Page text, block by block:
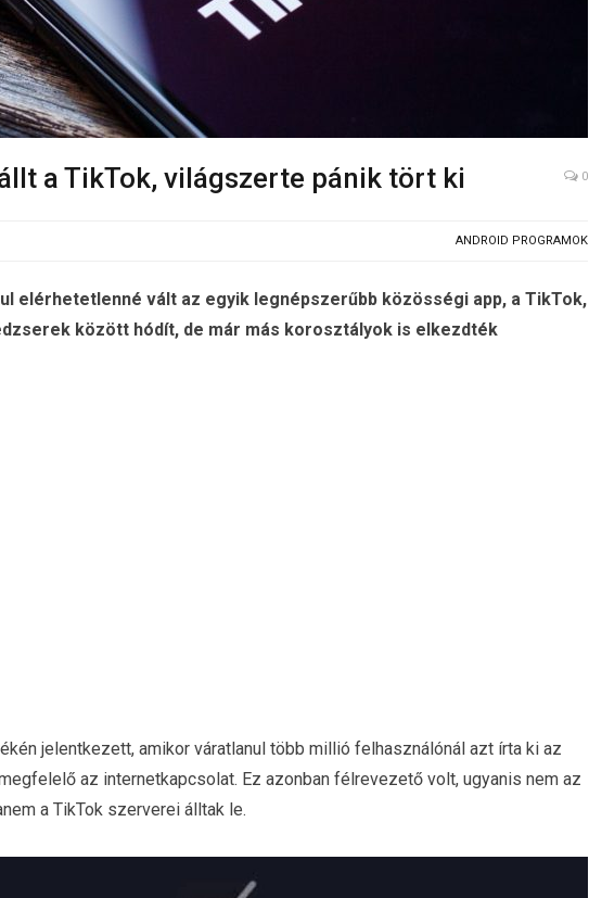
a TikTok, világszerte pánik tört ki 0
ANDROID PROGRAMOK
elérhetetlenné vált az egyik legnépszerűbb közösségi app, a TikTok,
között hódít, de már más korosztályok is elkezdték
jelentkezett, amikor váratlanul több millió felhasználónál azt írta ki az
az internetkapcsolat. Ez azonban félrevezető volt, ugyanis nem az
a TikTok szerverei álltak le.